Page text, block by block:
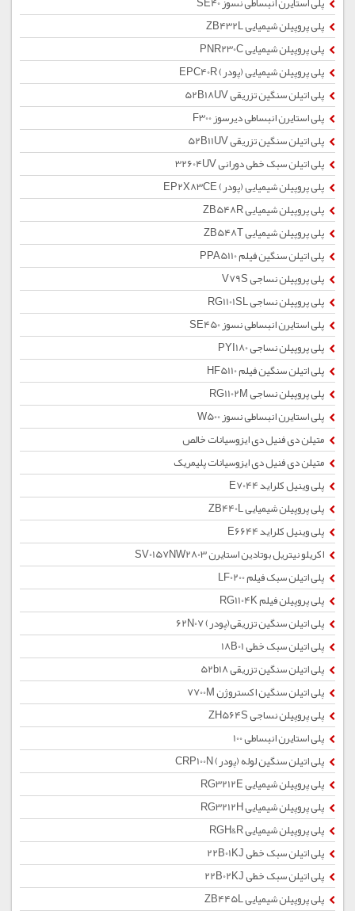
پلی پروپیلن شیمیایی ZB432L
پلی پروپیلن شیمیایی PNR230C
پلی پروپیلن شیمیایی (پودر) EPC40R
پلی اتیلن سنگین تزریقی 52B18UV
پلی استایرن انبساطی دیرسوز F300
پلی اتیلن سنگین تزریقی 52B11UV
پلی اتیلن سبک خطی دورانی 32604UV
پلی پروپیلن شیمیایی (پودر) EP2X83CE
پلی پروپیلن شیمیایی ZB548R
پلی پروپیلن شیمیایی ZB548T
پلی اتیلن سنگین فیلم PPA5110
پلی پروپیلن نساجی V79S
پلی پروپیلن نساجی RG1101SL
پلی استایرن انبساطی نسوز SE450
پلی پروپیلن نساجی PYI180
پلی اتیلن سنگین فیلم HF5110
پلی پروپیلن نساجی RG1102M
پلی استایرن انبساطی نسوز W500
متیلن دی فنیل دی ایزوسیانات خالص
متیلن دی فنیل دی ایزوسیانات پلیمریک
پلی وینیل کلراید E7044
پلی پروپیلن شیمیایی ZB440L
پلی وینیل کلراید E6644
اکریلو نیتریل بوتادین استایرن SV0157NW2803
پلی اتیلن سبک فیلم LF0200
پلی پروپیلن فیلم RG1104K
پلی اتیلن سنگین تزریقی(پودر) 62N07
پلی اتیلن سبک خطی 18B01
پلی اتیلن سنگین تزریقی 52b18
پلی اتیلن سنگین اکستروژن 7700M
پلی پروپیلن نساجی ZH564S
پلی استایرن انبساطی 100
پلی اتیلن سنگین لوله (پودر) CRP100N
پلی پروپیلن شیمیایی RG3212E
پلی پروپیلن شیمیایی RG3212H
پلی پروپیلن شیمیایی RGH&R
پلی اتیلن سبک خطی 22B01KJ
پلی اتیلن سبک خطی 22B02KJ
پلی پروپیلن شیمیایی ZB445L